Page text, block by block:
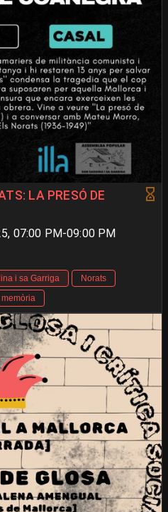
LA PRESÓ DE
07:00 PM-09:00 PM
i sa Garriga
Norats
memòria